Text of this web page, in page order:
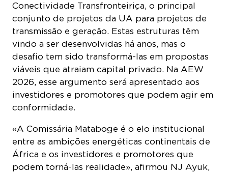
transmissão e geração. Estas estruturas têm
vindo a ser desenvolvidas há anos, mas o
desafio tem sido transformá-las em propostas
viáveis que atraiam capital privado. Na AEW
2026, esse argumento será apresentado aos
investidores e promotores que podem agir em
conformidade.
«A Comissária Mataboge é o elo institucional
África e os investidores e promotores que
podem torná-las realidade», afirmou NJ Ayuk,
Presidente Executivo da Câmara Africana de
Energia. «A sua mensagem é clara: África não